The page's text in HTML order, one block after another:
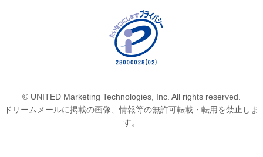
© UNITED Marketing Technologies, Inc. All rights reserved.
ドリームメールに掲載の画像、情報等の無許可転載・転用を禁止しま
す。